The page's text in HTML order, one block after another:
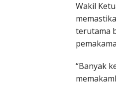
Wakil
terutama
“Banyak